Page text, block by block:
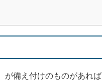
備え付けのものがあれ